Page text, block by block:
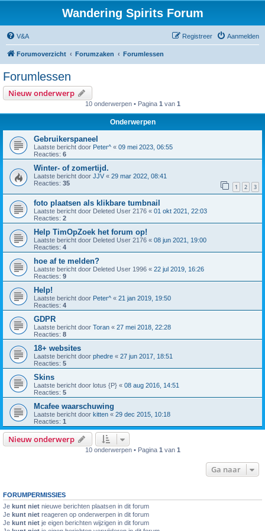
Wandering Spirits Forum
V&A Aanmelden
Registreer
Forumoverzicht Forumzaken Forumlessen
Forumlessen
Nieuw onderwerp
10 onderwerpen • Pagina 1 van 1
Onderwerpen
Gebruikerspaneel
Laatste bericht door Peter^ « 09 mei 2023, 06:55
Reacties: 6
Winter- of zomertijd.
Laatste bericht door JJV « 29 mar 2022, 08:41
Reacties: 35 1 2 3
foto plaatsen als klikbare tumbnail
Laatste bericht door Deleted User 2176 « 01 okt 2021, 22:03
Reacties: 2
Help TimOpZoek het forum op!
Laatste bericht door Deleted User 2176 « 08 jun 2021, 19:00
Reacties: 4
hoe af te melden?
Laatste bericht door Deleted User 1996 « 22 jul 2019, 16:26
Reacties: 9
Help!
Laatste bericht door Peter^ « 21 jan 2019, 19:50
Reacties: 4
GDPR
Laatste bericht door Toran « 27 mei 2018, 22:28
Reacties: 8
18+ websites
Laatste bericht door phedre « 27 jun 2017, 18:51
Reacties: 5
Skins
Laatste bericht door lotus {P} « 08 aug 2016, 14:51
Reacties: 5
Mcafee waarschuwing
Laatste bericht door kitten « 29 dec 2015, 10:18
Reacties: 1
Nieuw onderwerp
10 onderwerpen • Pagina 1 van 1
Ga naar
FORUMPERMISSIES
Je kunt niet nieuwe berichten plaatsen in dit forum
Je kunt niet reageren op onderwerpen in dit forum
Je kunt niet je eigen berichten wijzigen in dit forum